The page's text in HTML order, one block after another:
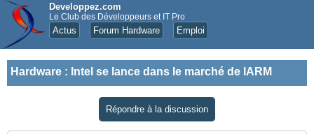
Developpez.com
Le Club des Développeurs et IT Pro
Actus Forum Hardware Emploi
Hardware : Intel se lance dans le marché de lARM
Répondre à la discussion